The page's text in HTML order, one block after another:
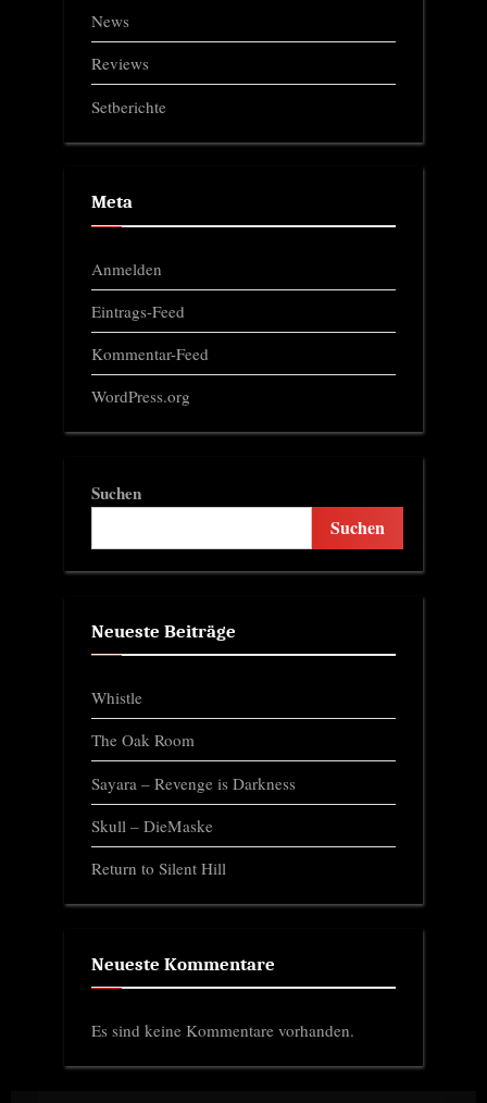
News
Reviews
Setberichte
Meta
Anmelden
Eintrags-Feed
Kommentar-Feed
WordPress.org
Suchen
Suchen
Neueste Beiträge
Whistle
The Oak Room
Sayara – Revenge is Darkness
Skull – DieMaske
Return to Silent Hill
Neueste Kommentare
Es sind keine Kommentare vorhanden.